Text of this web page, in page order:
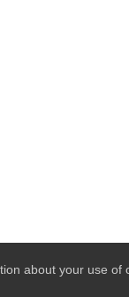
about your use of